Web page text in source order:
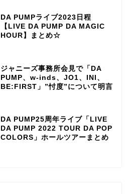
DA PUMPライブ2023日程
【LIVE DA PUMP DA MAGIC
HOUR】まとめ☆
ジャニーズ事務所会見で「DA
PUMP、w-inds、JO1、INI、
BE:FIRST」”忖度”について明言
DA PUMP25周年ライブ「LIVE
DA PUMP 2022 TOUR DA POP
COLORS」ホールツアーまとめ